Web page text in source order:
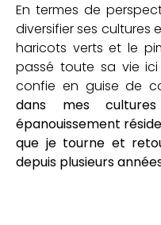
En termes de
diversifier ses cultures
haricots verts et le
passé toute sa vie
confie en guise de
dans mes
épanouissement
que je tourne et
depuis plusieurs